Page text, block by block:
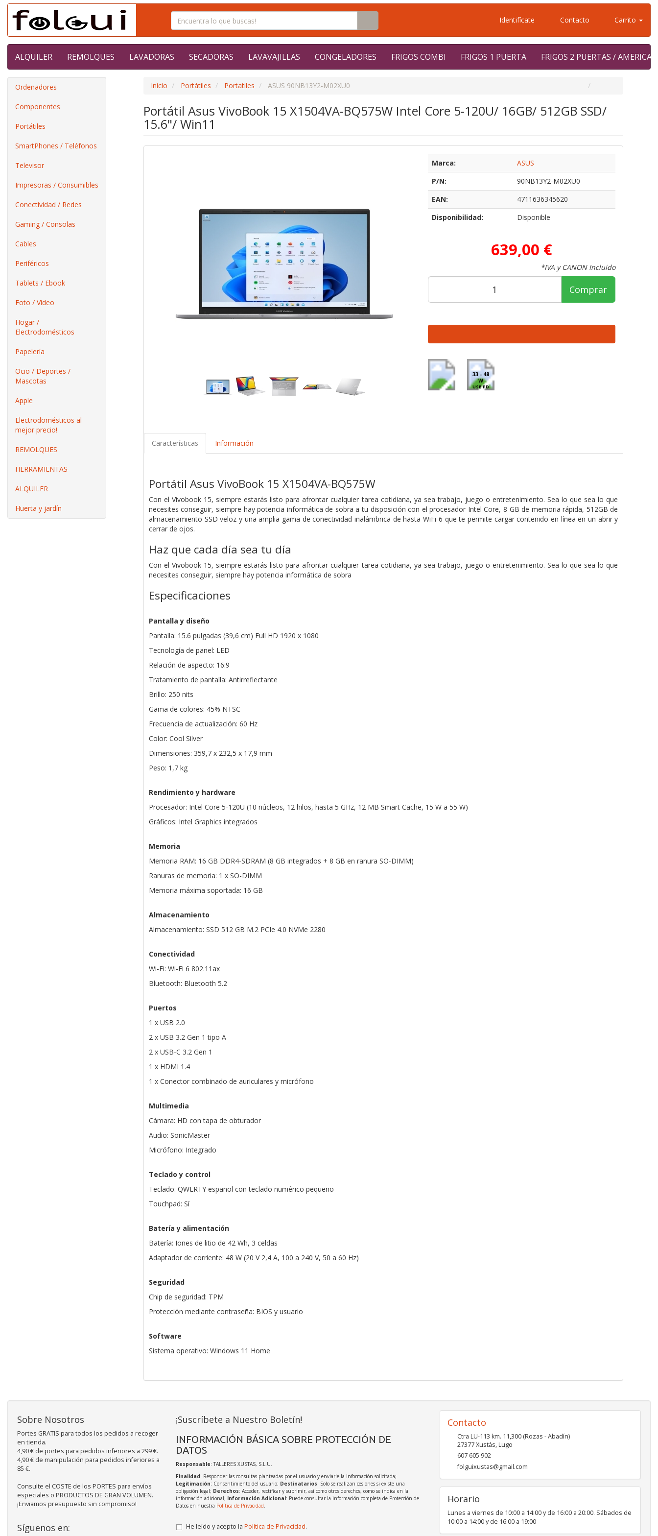
Identifícate Contacto Carrito
ALQUILER REMOLQUES LAVADORAS SECADORAS LAVAVAJILLAS CONGELADORES FRIGOS COMBI FRIGOS 1 PUERTA FRIGOS 2 PUERTAS /
Ordenadores
Componentes
Portátiles
SmartPhones / Teléfonos
Televisor
Impresoras / Consumibles
Conectividad / Redes
Gaming / Consolas
Cables
Periféricos
Tablets / Ebook
Foto / Video
Hogar /
Electrodomésticos
Papelería
Ocio / Deportes /
Mascotas
Apple
Electrodomésticos al
mejor precio!
REMOLQUES
HERRAMIENTAS
ALQUILER
Huerta y jardín
Inicio Portátiles Portatiles ASUS 90NB13Y2-M02XU0
Portátil Asus VivoBook 15 X1504VA-BQ575W Intel Core 5-120U/ 16GB/ 512GB SSD/
15.6"/ Win11
Marca:
ASUS
P/N:
90NB13Y2-M02XU0
EAN:
4711636345620
Disponibilidad:
Disponible
639,00 €
*IVA y CANON Incluido
Comprar
33 - 48
W
USB PD
Características Información
Portátil Asus VivoBook 15 X1504VA-BQ575W
Con el Vivobook 15, siempre estarás listo para afrontar cualquier tarea cotidiana, ya sea trabajo, juego o entretenimiento. Sea lo que sea lo que
necesites conseguir, siempre hay potencia informática de sobra a tu disposición con el procesador Intel Core, 8 GB de memoria rápida, 512GB de
almacenamiento SSD veloz y una amplia gama de conectividad inalámbrica de hasta WiFi 6 que te permite cargar contenido en línea en un abrir y
cerrar de ojos.
Haz que cada día sea tu día
Con el Vivobook 15, siempre estarás listo para afrontar cualquier tarea cotidiana, ya sea trabajo, juego o entretenimiento. Sea lo que sea lo que
necesites conseguir, siempre hay potencia informática de sobra
Especificaciones
Pantalla y diseño
Pantalla: 15.6 pulgadas (39,6 cm) Full HD 1920 x 1080
Tecnología de panel: LED
Relación de aspecto: 16:9
Tratamiento de pantalla: Antirreflectante
Brillo: 250 nits
Gama de colores: 45% NTSC
Frecuencia de actualización: 60 Hz
Color: Cool Silver
Dimensiones: 359,7 x 232,5 x 17,9 mm
Peso: 1,7 kg
Rendimiento y hardware
Procesador: Intel Core 5-120U (10 núcleos, 12 hilos, hasta 5 GHz, 12 MB Smart Cache, 15 W a 55 W)
Gráficos: Intel Graphics integrados
Memoria
Memoria RAM: 16 GB DDR4-SDRAM (8 GB integrados + 8 GB en ranura SO-DIMM)
Ranuras de memoria: 1 x SO-DIMM
Memoria máxima soportada: 16 GB
Almacenamiento
Almacenamiento: SSD 512 GB M.2 PCIe 4.0 NVMe 2280
Conectividad
Wi-Fi: Wi-Fi 6 802.11ax
Bluetooth: Bluetooth 5.2
Puertos
1 x USB 2.0
2 x USB 3.2 Gen 1 tipo A
2 x USB-C 3.2 Gen 1
1 x HDMI 1.4
1 x Conector combinado de auriculares y micrófono
Multimedia
Cámara: HD con tapa de obturador
Audio: SonicMaster
Micrófono: Integrado
Teclado y control
Teclado: QWERTY español con teclado numérico pequeño
Touchpad: Sí
Batería y alimentación
Batería: Iones de litio de 42 Wh, 3 celdas
Adaptador de corriente: 48 W (20 V 2,4 A, 100 a 240 V, 50 a 60 Hz)
Seguridad
Chip de seguridad: TPM
Protección mediante contraseña: BIOS y usuario
Software
Sistema operativo: Windows 11 Home
Sobre Nosotros
Portes GRATIS para todos los pedidos a recoger
en tienda.
4,90 € de portes para pedidos inferiores a 299 €.
4,90 € de manipulación para pedidos inferiores a
85 €.
Consulte el COSTE de los PORTES para envíos
especiales o PRODUCTOS DE GRAN VOLUMEN.
¡Enviamos presupuesto sin compromiso!
Síguenos en:
¡Suscríbete a Nuestro Boletín!
INFORMACIÓN BÁSICA SOBRE PROTECCIÓN DE
DATOS
Responsable: TALLERES XUSTAS, S.L.U.
Finalidad: Responder las consultas planteadas por el usuario y enviarle la información solicitada;
Legitimación: Consentimiento del usuario; Destinatarios: Solo se realizan cesiones si existe una
obligación legal; Derechos: Acceder, rectificar y suprimir, así como otros derechos, como se indica en la
información adicional; Información Adicional: Puede consultar la información completa de Protección de
Datos en nuestra Política de Privacidad.
He leído y acepto la Política de Privacidad.
Contacto
Ctra LU-113 km. 11,300 (Rozas - Abadín)
27377Xustás,Lugo
607 605 902
folguixustas@gmail.com
Horario
Lunes a viernes de 10:00 a 14:00 y de 16:00 a 20:00. Sábados de
10:00 a 14:00 y de 16:00 a 19:00